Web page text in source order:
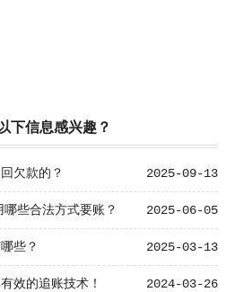
下信息感兴趣？
2025-09-13
欠款的？
2025-06-05
些合法方式要账？
2025-03-13
些？
2024-03-26
效的追账技术！